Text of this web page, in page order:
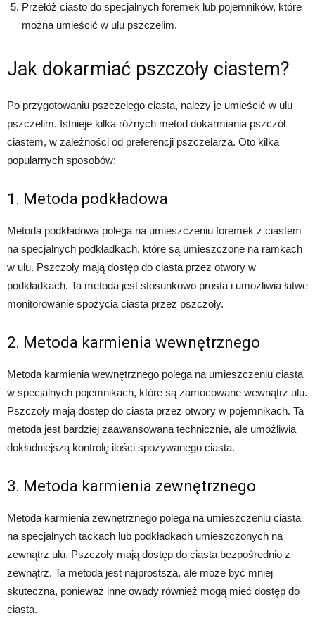
Przełóż ciasto do specjalnych foremek lub pojemników, które
można umieścić w ulu pszczelim.
Jak dokarmiać pszczoły ciastem?
Po przygotowaniu pszczelego ciasta, należy je umieścić w ulu
pszczelim. Istnieje kilka różnych metod dokarmiania pszczół
ciastem, w zależności od preferencji pszczelarza. Oto kilka
popularnych sposobów:
1. Metoda podkładowa
Metoda podkładowa polega na umieszczeniu foremek z ciastem
na specjalnych podkładkach, które są umieszczone na ramkach
w ulu. Pszczoły mają dostęp do ciasta przez otwory w
podkładkach. Ta metoda jest stosunkowo prosta i umożliwia łatwe
monitorowanie spożycia ciasta przez pszczoły.
2. Metoda karmienia wewnętrznego
Metoda karmienia wewnętrznego polega na umieszczeniu ciasta
w specjalnych pojemnikach, które są zamocowane wewnątrz ulu.
Pszczoły mają dostęp do ciasta przez otwory w pojemnikach. Ta
metoda jest bardziej zaawansowana technicznie, ale umożliwia
dokładniejszą kontrolę ilości spożywanego ciasta.
3. Metoda karmienia zewnętrznego
Metoda karmienia zewnętrznego polega na umieszczeniu ciasta
na specjalnych tackach lub podkładkach umieszczonych na
zewnątrz ulu. Pszczoły mają dostęp do ciasta bezpośrednio z
zewnątrz. Ta metoda jest najprostsza, ale może być mniej
skuteczna, ponieważ inne owady również mogą mieć dostęp do
ciasta.